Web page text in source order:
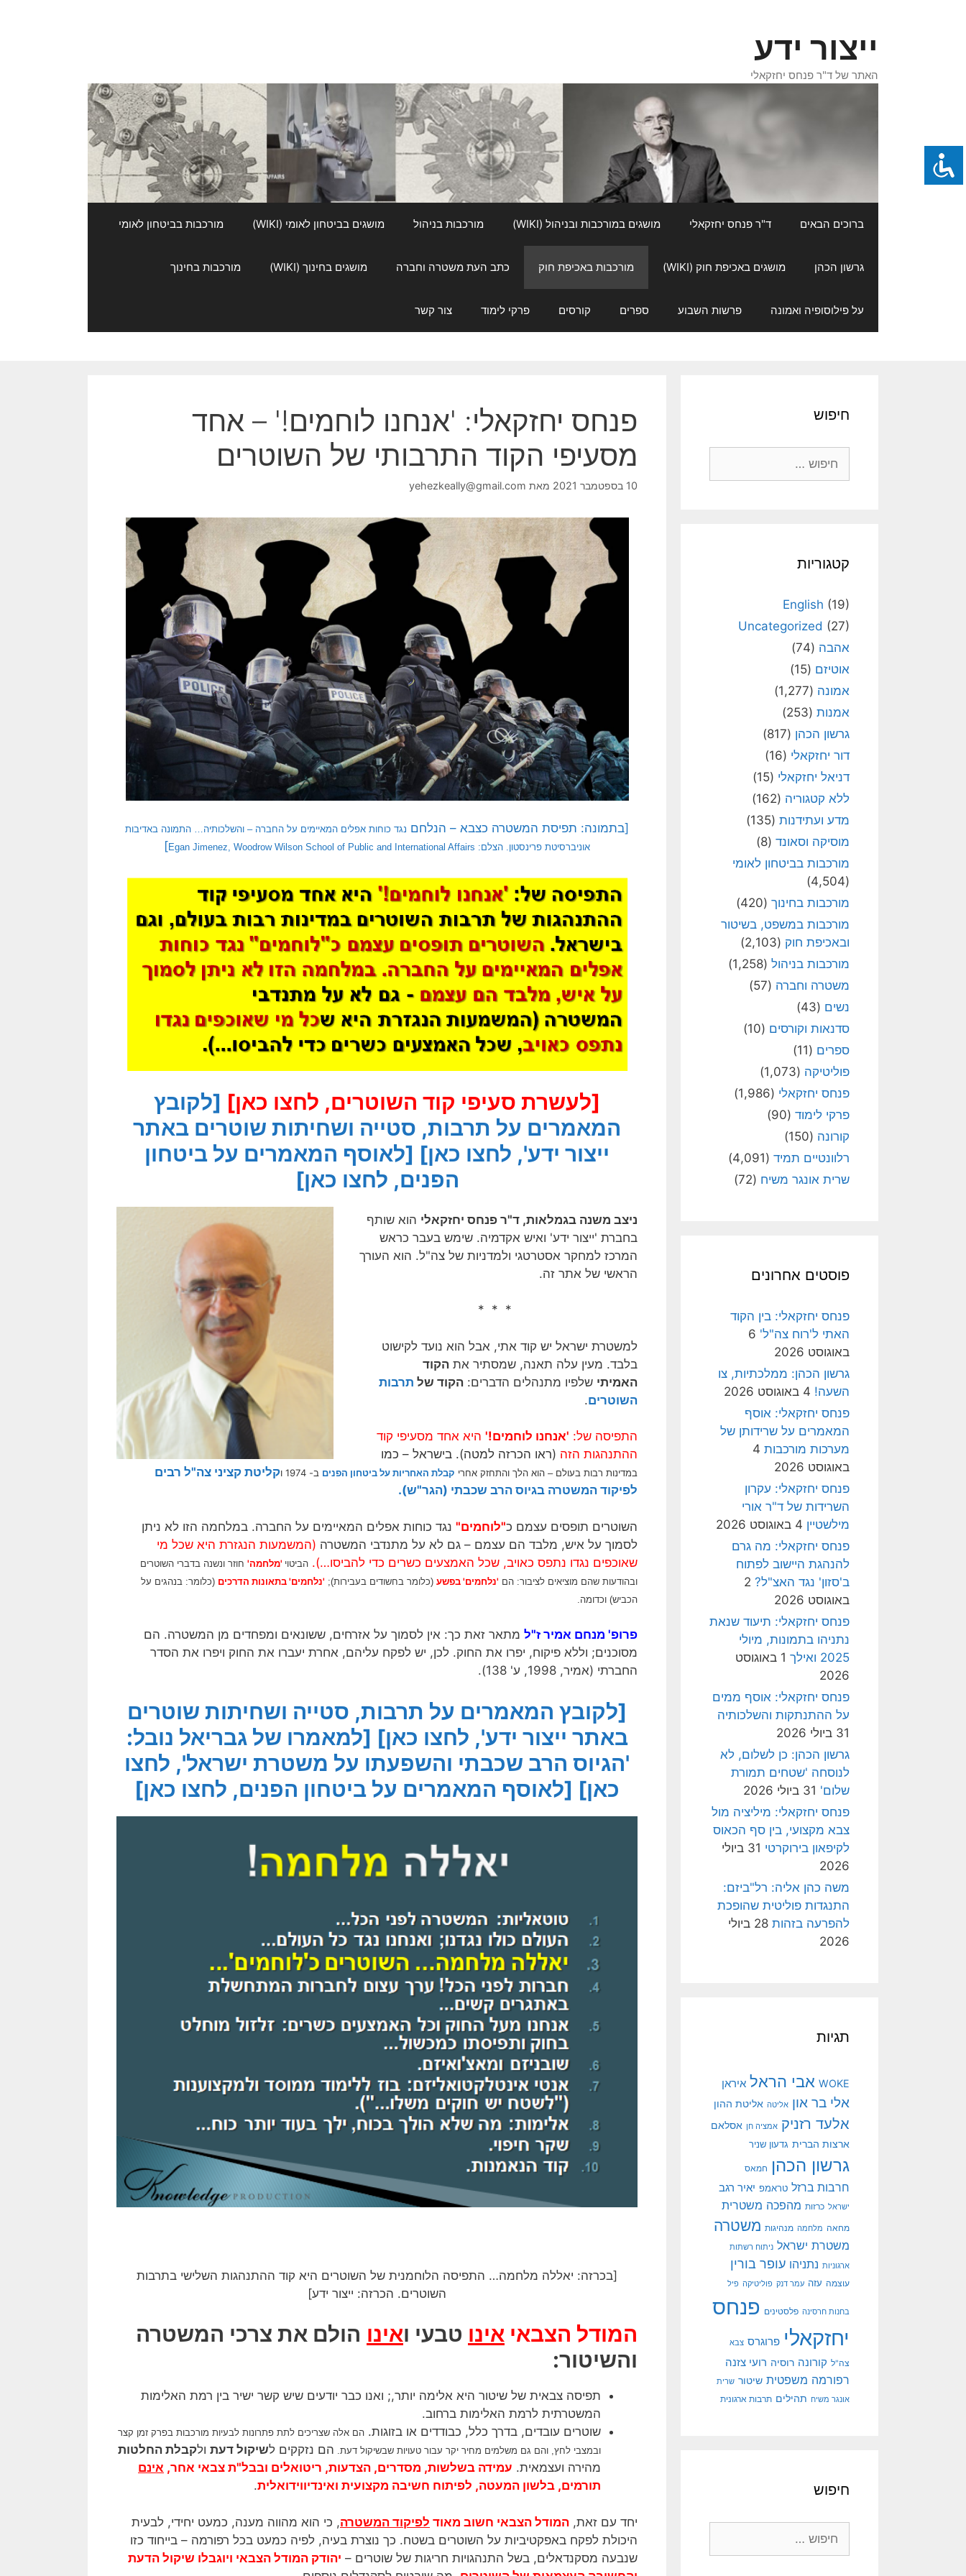
ייצור ידע
האתר של ד"ר פנחס יחזקאלי
ברוכים הבאים ד"ר פנחס יחזקאלי מושגים במורכבות ובניהול (WIKI) מורכבות בניהול מושגים בביטחון לאומי (WIKI) מורכבות בביטחון לאומי
גרשון הכהן מושגים באכיפת חוק (WIKI) מורכבות באכיפת חוק כתב העת משטרה וחברה מושגים בחינוך (WIKI) מורכבות בחינוך
על פילוסופיה ואמונה פרשות השבוע ספרים קורסים פרקי לימוד צור קשר
פנחס יחזקאלי: 'אנחנו לוחמים!' – אחד
מסעיפי הקוד התרבותי של השוטרים
10 בספטמבר 2021 מאת yehezkeally@gmail.com
[בתמונה: תפיסת המשטרה כצבא – הנלחם נגד כוחות אפלים המאיימים על החברה – והשלכותיה… התמונה באדיבות
אוניברסיטת פרינסטון. הצלם: Egan Jimenez, Woodrow Wilson School of Public and International Affairs
]
[לעשרת סעיפי קוד השוטרים, לחצו כאן] [לקובץ
המאמרים על תרבות, סטייה ושחיתות שוטרים באתר
ייצור ידע', לחצו כאן] [לאוסף המאמרים על ביטחון
הפנים, לחצו כאן]
ניצב משנה בגמלאות, ד"ר פנחס יחזקאלי הוא שותף
בחברת 'ייצור ידע' ואיש אקדמיה. שימש בעבר כראש
המרכז למחקר אסטרטגי ולמדניות של צה"ל. הוא העורך
הראשי של אתר זה.
* * *
למשטרת ישראל יש קוד אתי, אבל הוא נועד לקישוט
בלבד. מעין עלה תאנה, שמסתיר את הקוד
האמיתי שלפיו מתנהלים הדברים: הקוד של תרבות
השוטרים.
התפיסה של: 'אנחנו לוחמים!' היא אחד מסעיפי קוד
ההתנהגות הזה (ראו הכרזה למטה). בישראל – כמו
במדינות רבות בעולם – הוא הלך והתחזק אחרי קבלת האחריות על ביטחון הפנים ב- 1974 ו
קליטת קציני צה"ל רבים
לפיקוד המשטרה בגיוס הרב שכבתי (הגר"ש).
השוטרים תופסים עצמם כ"לוחמים" נגד כוחות אפלים המאיימים על החברה. במלחמה הזו לא ניתן
לסמוך על איש, מלבד הם עצמם – גם לא על מתנדבי המשטרה (המשמעות הנגזרת היא שכל מי
שאוכפים נגדו נתפס כאויב, שכל האמצעים כשרים כדי להביסו…). הביטוי 'מלחמה' חוזר ונשנה בדברי השוטרים
ובהודעות שהם מוציאים לציבור: הם 'נלחמים' בפשע (כלומר בחשודים בעבירות); 'נלחמים' בתאונות הדרכים (כלומר: בנהגים על
הכביש) וכדומה.
פרופ' מנחם אמיר ז"ל מתאר זאת כך: אין לסמוך על אזרחים, ששונאים ומפחדים מן המשטרה. הם
מסוכנים; וללא פיקוח, יפרו את החוק. לכן, יש לפקח עליהם, אחרת יעברו את החוק ויפרו את הסדר
החברתי (אמיר, 1998, ע' 138).
[לקובץ המאמרים על תרבות, סטייה ושחיתות שוטרים
באתר ייצור ידע', לחצו כאן] [למאמרו של גבריאל נובל:
'הגיוס הרב שכבתי והשפעתו על משטרת ישראל', לחצו
כאן] [לאוסף המאמרים על ביטחון הפנים, לחצו כאן]
[בכרזה: יאללה מלחמה… התפיסה הלוחמנית של השוטרים היא קוד ההתנהגות השלישי בתרבות
השוטרים. הכרזה: ייצור ידע]
המודל הצבאי אינו טבעי ואינו הולם את צרכי המשטרה
והשיטור:
תפיסה צבאית של שיטור היא אלימה יותר,; ואנו כבר יודעים שיש קשר ישיר בין רמת האלימות
המשטרתית לרמת האלימות ברחוב.
שוטרים עובדים, בדרך כלל, כבודדים או בזוגות. הם אלה שצריכים לתת פתרונות לבעיות מורכבות בפרק זמן קצר
ובמצבי לחץ, והם גם משלמים מחיר יקר עבור טעויות שבשיקול דעת. הם נזקקים לשיקול דעת ולקבלת החלטות
מהירה ועצמאית. עמידה בשלשות, מסדרים, הצדעות, ריטואלים ובבל"ת צבאי אחר, אינם
תורמים, בלשון המעטה, לפיתוח חשיבה מקצועית ואינדיווידואלית.
יחד עם זאת, המודל הצבאי חשוב מאוד לפיקוד המשטרה, כי הוא מהווה מענה, כמעט יחידי, לבעית
היכולת לפקח באפקטיביות על השוטרים בשטח. כך נוצרת בעיה, לפיה כמעט בכל רפורמה – בייחוד כזו
שנבעה מסקנדאלים, בשל התנהגויות חריגות של שוטרים – יהודק המודל הצבאי ויוגבלו שיקול הדעת
חיפוש
קטגוריות
English (19)
Uncategorized (27)
אהבה (74)
אוטיזם (15)
אמונה (1,277)
אמנות (253)
גרשון הכהן (817)
דור יחזקאלי (16)
דניאל יחזקאלי (15)
ללא קטגוריה (162)
מדע ועתידנות (135)
מוסיקה וסאונד (8)
מורכבות בביטחון לאומי
(4,504)
מורכבות בחינוך (420)
מורכבות במשפט, בשיטור
ובאכיפת חוק (2,103)
מורכבות בניהול (1,258)
משטרה וחברה (57)
נשים (43)
סדנאות וקורסים (10)
ספרים (11)
פוליטיקה (1,073)
פנחס יחזקאלי (1,986)
פרקי לימוד (90)
קורונה (150)
רלוונטיים תמיד (4,091)
שרית אונגר משיח (72)
פוסטים אחרונים
פנחס יחזקאלי: בין הקוד
האתי ל'רוח צה"ל' 6
באוגוסט 2026
גרשון הכהן: ממלכתיות, צו
השעה! 4 באוגוסט 2026
פנחס יחזקאלי: אוסף
המאמרים על שרידותן של
מערכות מורכבות 4
באוגוסט 2026
פנחס יחזקאלי: עקרון
השרידות של ד"ר אורי
מילשטיין 4 באוגוסט 2026
פנחס יחזקאלי: מה גרם
להנהגת היישוב לפתוח
ב'סזון' נגד האצ"ל? 2
באוגוסט 2026
פנחס יחזקאלי: תיעוד שנאת
נתניהו בתמונות, מיולי
2025 ואילך
1 באוגוסט
2026
פנחס יחזקאלי: אוסף ממים
על ההתנתקות והשלכותיה
31 ביולי 2026
גרשון הכהן: כן לשלום, לא
לנוסחה 'שטחים תמורת
שלום' 31 ביולי 2026
פנחס יחזקאלי: מיליציה מול
צבא מקצועי, בין סף הכאוס
לקיפאון בירוקרטי
31 ביולי
2026
משה כהן אליה: רל"ביזם:
התנגדות פוליטית שהופכת
להפרעה בזהות
28 ביולי
2026
תגיות
WOKE אבי הראל איראן
אלי בר און אליטה אליטת ההון
אלעד רזניק אמציה חן אסלאם
ארצות הברית גדעון שניר
גרשון הכהן חמאס
חרבות ברזל טראמפ יאיר רגב
ישראל כרזות מהפכה משטרית
מחאה מלחמה מנהיגות משטרה
משטרת ישראל ניתוח רשתות
ארגוניות נתניהו עופר בורין
עוצמה עזה עמר דנק פוליטיקה פיל
בחנות חרסינה פלסטינים פנחס
יחזקאלי פרוגרס צבא
צה"ל קורונה רוסיה רועי צזנה
רפורמה משפטית שיטור שרית
אונגר משיח תהילים תרבות ארגונית
חיפוש